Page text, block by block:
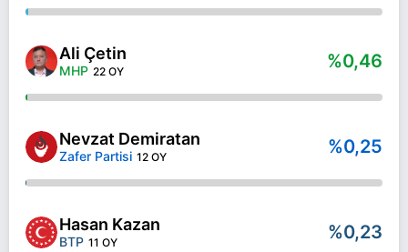
Ali Çetin
MHP 22 OY %0,46
Nevzat Demiratan
Zafer Partisi 12 OY %0,25
Hasan Kazan
BTP 11 OY %0,23